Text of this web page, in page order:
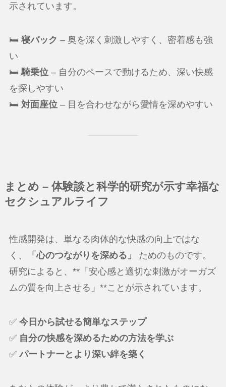
示されています。
🛏 寝バック – 奥を深く刺激しやすく、密着感も強
い
🛏騎乗位– 自分のペースで動けるため、深い快感
を探しやすい
🛏 対面座位– 目を合わせながら愛情を深めやすい
まとめ – 体験談と科学的研究が示す幸福な
セクシュアルライフ
性感開発は、単なる肉体的な快感の向上ではな
く、
「心のつながりを深める」
ためのものです。
研究によると、**「安心感と適切な刺激がオーガズ
ムの質を向上させる」**ことが示されています。
✅ 今日から試せる簡単なステップ
✅ 自分の快感を深めるための方法を学ぶ
✅ パートナーとより深い絆を築く